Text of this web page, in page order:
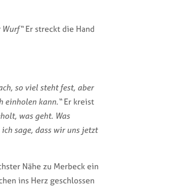
Er streckt die Hand
so viel steht fest, aber
einholen kann.“Er kreist
was geht. Was
sage, dass wir uns jetzt
Nähe zu Merbeck ein
ins Herz geschlossen